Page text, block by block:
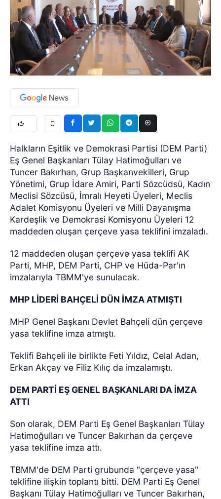
Halkların Eşitlik ve Demokrasi Partisi (DEM Parti)
Eş Genel Başkanları Tülay Hatimoğulları ve
Tuncer Bakırhan, Grup Başkanvekilleri, Grup
Yönetimi, Grup İdare Amiri, Parti Sözcüdsü, Kadın
Meclisi Sözcüsü, İmralı Heyeti Üyeleri, Meclis
Adalet Komisyonu Üyeleri ve Milli Dayanışma
Kardeşlik ve Demokrasi Komisyonu Üyeleri 12
maddeden oluşan çerçeve yasa teklifini imzaladı.
12 maddeden oluşan çerçeve yasa teklifi AK
Parti, MHP, DEM Parti, CHP ve Hüda-Par'ın
imzalarıyla TBMM'ye sunulacak.
MHP LİDERİ BAHÇELİ DÜN İMZA ATMIŞTI
MHP Genel Başkanı Devlet Bahçeli dün çerçeve
yasa teklifine imza atmıştı.
Teklifi Bahçeli ile birlikte Feti Yıldız, Celal Adan,
Erkan Akçay ve Filiz Kılıç da imzalamıştı.
DEM PARTİ EŞ GENEL BAŞKANLARI DA İMZA
ATTI
Son olarak, DEM Parti Eş Genel Başkanları Tülay
Hatimoğulları ve Tuncer Bakırhan da çerçeve
yasa teklifine imza attı.
TBMM'de DEM Parti grubunda "çerçeve yasa"
teklifine ilişkin toplantı bitti. DEM Parti Eş Genel
Başkanı Tülay Hatimoğulları ve Tuncer Bakırhan,